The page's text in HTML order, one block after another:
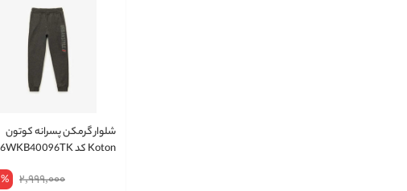
شلوار گرمکن پسرانه کوتون
Koton کد 6WKB40096TK
2,999,000
%